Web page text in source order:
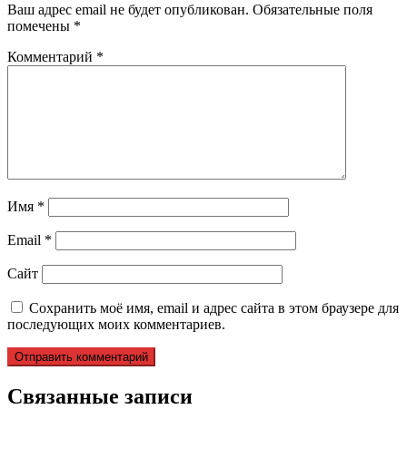
Ваш адрес email не будет опубликован. Обязательные поля
помечены *
Комментарий *
Имя *
Email *
Сайт
Сохранить моё имя, email и адрес сайта в этом браузере для
последующих моих комментариев.
Связанные записи